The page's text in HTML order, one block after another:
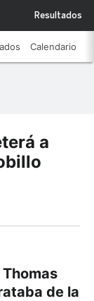
Resultados
Calendario
a
de la